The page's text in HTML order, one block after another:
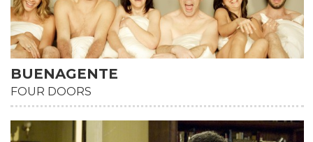
HD
BUENAGENTE
FOUR DOORS